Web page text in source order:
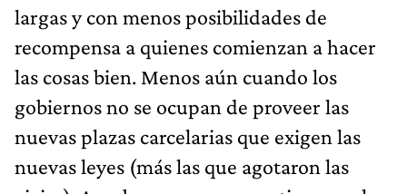
largas y con menos posibilidades de
recompensa a quienes comienzan a hacer
las cosas bien. Menos aún cuando los
gobiernos no se ocupan de proveer las
nuevas plazas carcelarias que exigen las
nuevas leyes (más las que agotaron las